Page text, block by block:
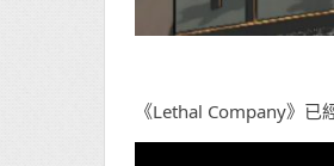
《Lethal Company》已